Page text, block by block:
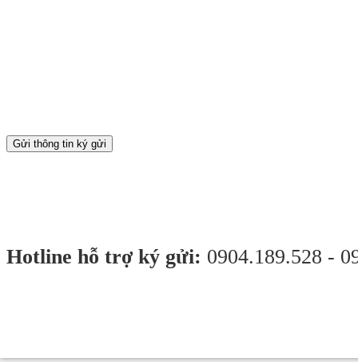
Gửi thông tin ký gửi
Hotline hỗ trợ ký gửi: 0904.189.528 -